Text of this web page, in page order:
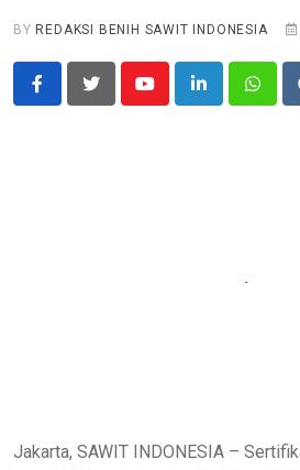
BY REDAKSI BENIH SAWIT INDONESIA
YoutubeLinkedIn
Jakarta, SAWIT INDONESIA –